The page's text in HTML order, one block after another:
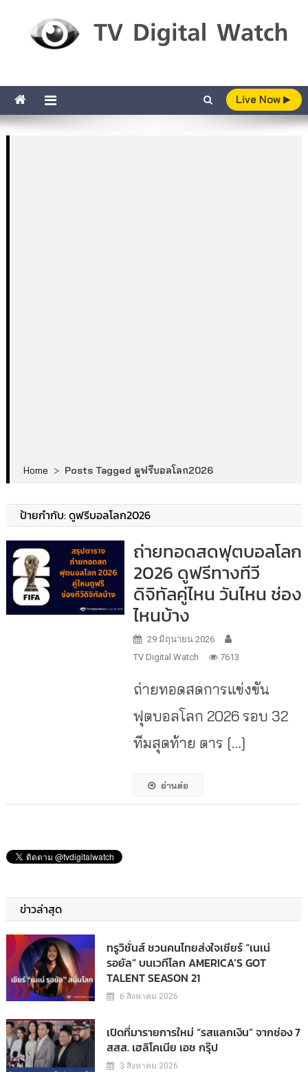
Live Now
Home > Posts Tagged ดูฟรีบอลโลก2026
ป้ายกำกับ:ดูฟรีบอลโลก2026
ถ่ายทอดสดฟุตบอลโลก
2026 ดูฟรีทางทีวี
ดิจิทัลคู่ไหน วันไหน ช่อง
ไหนบ้าง
29 มิถุนายน 2026
TV Digital Watch
7613
ถ่ายทอดสดการแข่งขัน
ฟุตบอลโลก 2026 รอบ 32
ทีมสุดท้าย ตาร […]
อ่านต่อ
ข่าวล่าสุด
ทรูวิชั่นส์ ชวนคนไทยส่งใจเชียร์ “เนเน่
รอยัล” บนเวทีโลก AMERICA’S GOT
TALENT SEASON 21
6 สิงหาคม 2026
เปิดที่มารายการใหม่ “รสแลกเงิน” จากช่อง 7
สสส. เฮลิโคเนีย เอช กรุ๊ป
3 สิงหาคม 2026